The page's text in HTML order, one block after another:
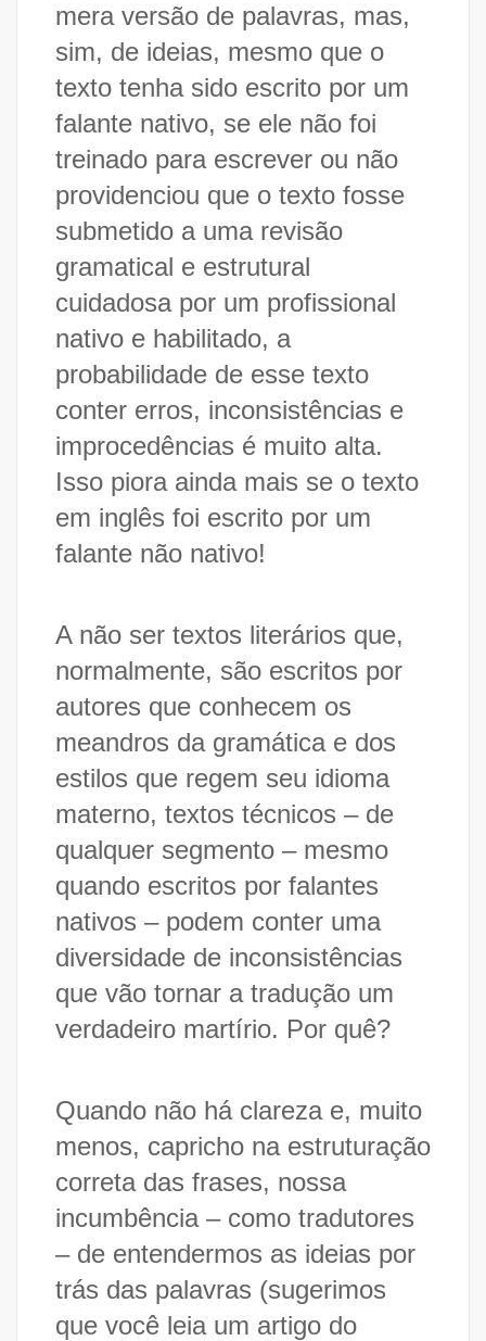
mera versão de palavras, mas,
sim, de ideias, mesmo que o
texto tenha sido escrito por um
falante nativo, se ele não foi
treinado para escrever ou não
providenciou que o texto fosse
submetido a uma revisão
gramatical e estrutural
cuidadosa por um profissional
nativo e habilitado, a
probabilidade de esse texto
conter erros, inconsistências e
improcedências é muito alta.
Isso piora ainda mais se o texto
em inglês foi escrito por um
falante não nativo!
A não ser textos literários que,
normalmente, são escritos por
autores que conhecem os
meandros da gramática e dos
estilos que regem seu idioma
materno, textos técnicos – de
qualquer segmento – mesmo
quando escritos por falantes
nativos – podem conter uma
diversidade de inconsistências
que vão tornar a tradução um
verdadeiro martírio. Por quê?
Quando não há clareza e, muito
menos, capricho na estruturação
correta das frases, nossa
incumbência – como tradutores
– de entendermos as ideias por
trás das palavras (sugerimos
que você leia um artigo do